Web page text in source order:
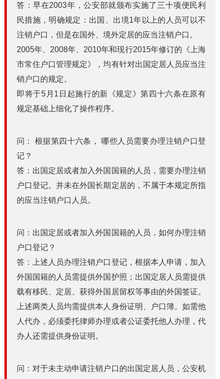
答：早在2003年，公安部就颁布实施了三十项便民利
民措施，明确规定：出国、出境1年以上的人员可以不
注销户口，但是在国外、境外定居的应当注销户口。
2005年、2008年、2010年和现行2015年修订的《上海
市常住户口管理规定》，均有针对出国定居人员应当注
销户口的规定。
即将于5月1日起施行的新《规定》第四十六条在原有
规定基础上细化了操作程序。
问： 根据第四十六条， 哪些人员需要办理注销户口登
记？
答：出国定居或者加入外国国籍的人员，需要办理注销
户口登记。并未在外国长期定居的，不属于本规定所指
的应当注销户口人员。
问：出国定居或者加入外国国籍的人员，如何办理注销
户口登记？
答：上述人员办理注销户口登记，根据本人申请，加入
外国国籍的人员需提供外国护照；出国定居人员需提供
载有移民、定居、获得外国居留权等事由的外国签证。
上述两类人员均需提供本人身份证明、户口簿。如需他
人代办，必须委托律师办理或者公证委托他人办理，代
办人还需提供身份证明。
问：对于未主动申请注销户口的出国定居人员，公安机